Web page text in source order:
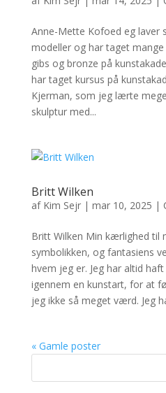
Anne-Mette Kofoed eg laver
modeller og har taget
gibs og bronze på
har taget kursus på
Kjerman, som jeg lærte
skulptur med...
Britt Wilken
af Kim Sejr| mar 10, 2025 |
Britt Wilken Min kærlighed til
symbolikken, og fantasiens
hvem jeg er. Jeg har altid
igennem en kunstart, for at
jeg ikke så meget værd. Jeg
« Gamle poster